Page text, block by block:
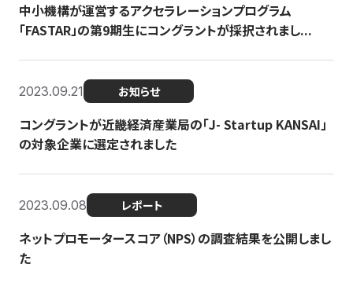
中小機構が運営するアクセラレーションプログラム
「FASTAR」の第9期生にコングラントが採択されまし...
2023.09.21 お知らせ
コングラントが近畿経済産業局の「J- Startup KANSAI」
の対象企業に選定されました
2023.09.08 レポート
ネットプロモータースコア（NPS）の調査結果を公開しまし
た